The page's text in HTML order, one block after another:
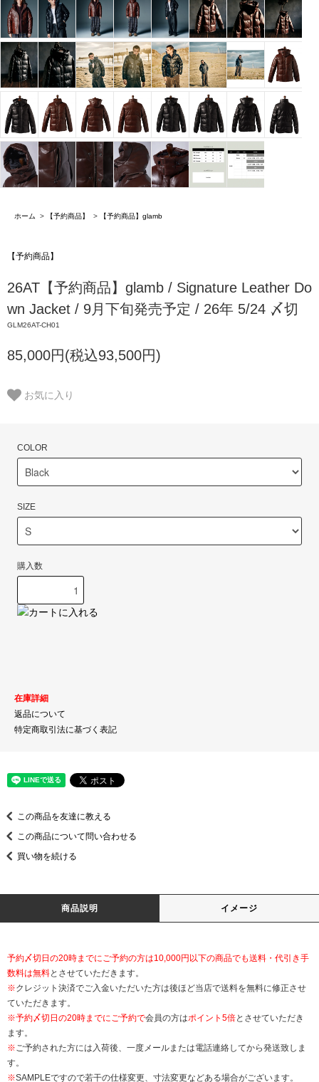
ホーム > 【予約商品】 > 【予約商品】glamb
【予約商品】
26AT【予約商品】glamb / Signature Leather Do
wn Jacket / 9月下旬発売予定 / 26年 5/24 〆切
GLM26AT-CH01
85,000円(税込93,500円)
お気に入り
COLOR
SIZE
購入数
在庫詳細
返品について
特定商取引法に基づく表記
この商品を友達に教える
この商品について問い合わせる
買い物を続ける
商品説明 イメージ
予約〆切日の20時までにご予約の方は10,000円以下の商品でも送料・代引き手
数料は無料とさせていただきます。
※クレジット決済でご入金いただいた方は後ほど当店で送料を無料に修正させ
ていただきます。
※予約〆切日の20時までにご予約で会員の方はポイント5倍とさせていただき
ます。
※ご予約された方には入荷後、一度メールまたは電話連絡してから発送致しま
す。
※SAMPLEですので若干の仕様変更、寸法変更などある場合がございます。